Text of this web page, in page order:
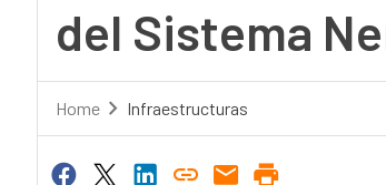
del Sistema
Home Infraestructuras